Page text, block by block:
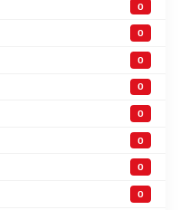
0
0
0
0
0
0
0
0